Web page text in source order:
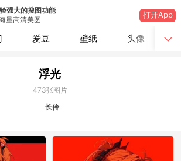
强大的搜图功能
量高清美图
打开App
爱豆 壁纸 头像
浮光
473张图片
-长伶-